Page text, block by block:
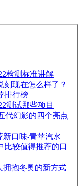
检测标准讲解
刻现在怎么样了？
排行榜
测试那些项目
代幻影的四个亮点
新口味-青苹汽水
比较值得推荐的口
拥抱冬奥的新方式